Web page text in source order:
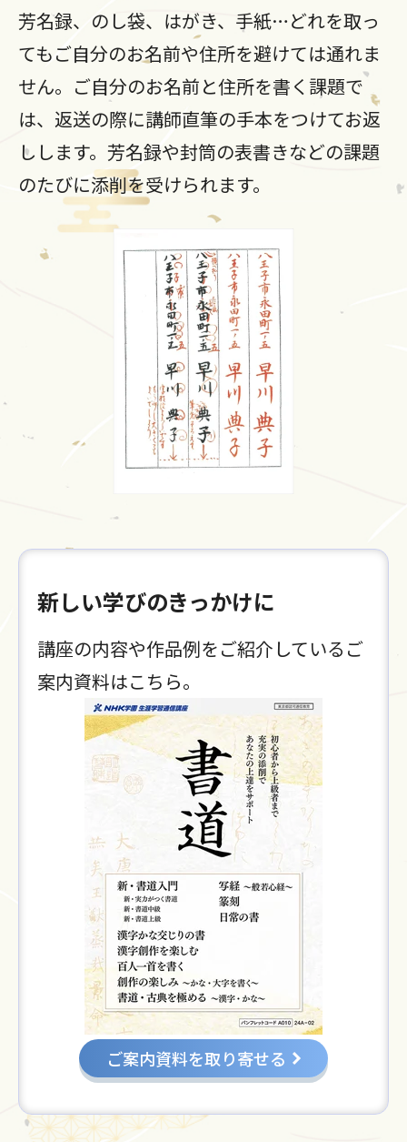
芳名録、のし袋、はがき、手紙…どれを取っ
てもご自分のお名前や住所を避けては通れま
せん。ご自分のお名前と住所を書く課題で
は、返送の際に講師直筆の手本をつけてお返
しします。芳名録や封筒の表書きなどの課題
のたびに添削を受けられます。
新しい学びのきっかけに
講座の内容や作品例をご紹介しているご
案内資料はこちら。
ご案内資料を取り寄せる